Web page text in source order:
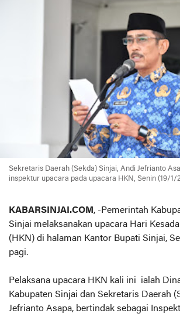
Sekretaris Daerah (Sekda) Sinjai, Andi Jefrianto
inspektur upacara pada upacara HKN, Senin (19/1/
KABARSINJAI.COM , -Pemerintah
Sinjai melaksanakan upacara Hari
(HKN) di halaman Kantor Bupati Sinjai,
pagi.
Pelaksana upacara HKN kali ini ialah
Kabupaten Sinjai dan Sekretaris Daerah
Jefrianto Asapa, bertindak sebagai